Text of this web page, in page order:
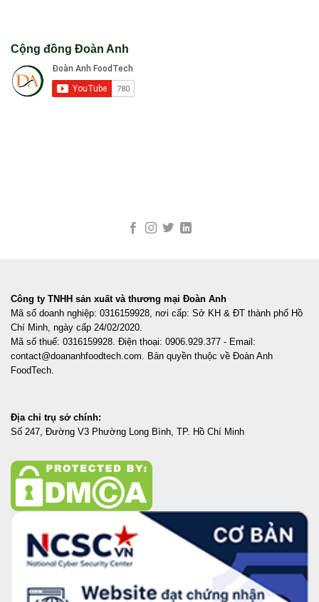
Cộng đồng Đoàn Anh
Công ty TNHH sản xuất và thương mại Đoàn Anh
Mã số doanh nghiệp: 0316159928, nơi cấp: Sở KH & ĐT thành phố Hồ
Chí Minh, ngày cấp 24/02/2020.
Mã số thuế: 0316159928. Điện thoại: 0906.929.377 - Email:
contact@doananhfoodtech.com. Bản quyền thuộc về Đoàn Anh
FoodTech.
Địa chỉ trụ sở chính:
Số 247, Đường V3 Phường Long Bình, TP. Hồ Chí Minh